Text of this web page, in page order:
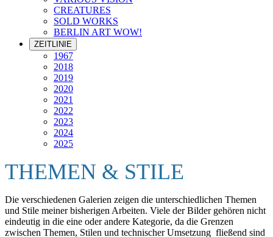
CREATURES
SOLD WORKS
BERLIN ART WOW!
ZEITLINIE
1967
2018
2019
2020
2021
2022
2023
2024
2025
THEMEN & STILE
Die verschiedenen Galerien zeigen die unterschiedlichen Themen
und Stile meiner bisherigen Arbeiten. Viele der Bilder gehören nicht
eindeutig in die eine oder andere Kategorie, da die Grenzen
zwischen Themen, Stilen und technischer Umsetzung fließend sind